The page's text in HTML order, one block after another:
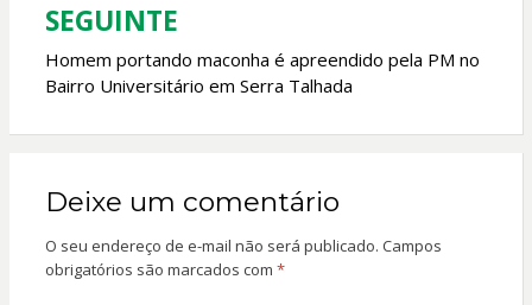
SEGUINTE
Homem portando maconha é apreendido pela PM no
Bairro Universitário em Serra Talhada
Deixe um comentário
O seu endereço de e-mail não será publicado. Campos
obrigatórios são marcados com *